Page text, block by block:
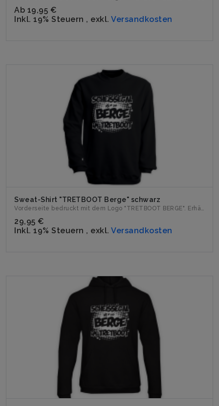
Ab 19,95 €
Inkl. 19% Steuern , exkl. Versandkosten
Sweat-Shirt "TRETBOOT Berge" schwarz
Vorderseite bedruckt mit dem Logo "TRETBOOT BERGE". Erhält...
29,95 €
Inkl. 19% Steuern , exkl. Versandkosten